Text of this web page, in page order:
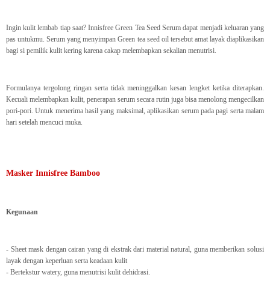
Ingin kulit lembab tiap saat? Innisfree Green Tea Seed Serum dapat menjadi keluaran yang
pas untukmu. Serum yang menyimpan Green tea seed oil tersebut amat layak diaplikasikan
bagi si pemilik kulit kering karena cakap melembapkan sekalian menutrisi.
Formulanya tergolong ringan serta tidak meninggalkan kesan lengket ketika diterapkan.
Kecuali melembapkan kulit, penerapan serum secara rutin juga bisa menolong mengecilkan
pori-pori. Untuk menerima hasil yang maksimal, aplikasikan serum pada pagi serta malam
hari setelah mencuci muka.
Masker Innisfree Bamboo
Kegunaan
- Sheet mask dengan cairan yang di ekstrak dari material natural, guna memberikan solusi
layak dengan keperluan serta keadaan kulit
- Bertekstur watery, guna menutrisi kulit dehidrasi.